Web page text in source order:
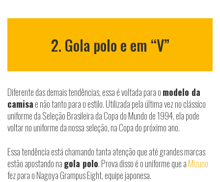
2. Gola polo e em “V”
Diferente das demais tendências, essa é voltada para omodelo da
camisae não tanto para o estilo. Utilizada pela última vez no clássico
uniforme da Seleção Brasileira da Copa do Mundo de 1994, ela pode
voltar no uniforme da nossa seleção, na Copa do próximo ano.
Essa tendência está chamando tanta atenção que até grandes marcas
estão apostando nagola polo. Prova disso é o uniforme que aMizuno
fez para o Nagoya Grampus Eight, equipe japonesa.